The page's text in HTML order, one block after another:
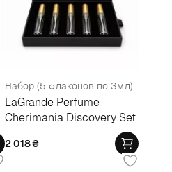
Набор (5 флаконов по 3мл)
LaGrande Perfume
Cherimania Discovery Set
2 018₴